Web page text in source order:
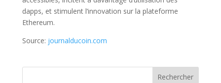
dapps, et stimulent l’innovation sur la plateforme
Ethereum.
Source: journalducoin.com
Rechercher